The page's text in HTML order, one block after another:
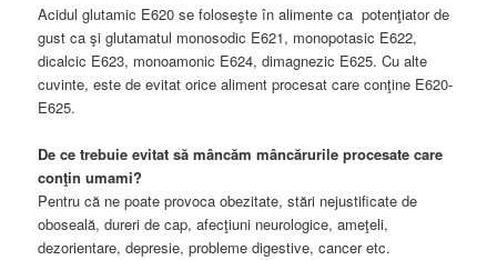
Acidul glutamic E620 se foloseşte în alimente ca potenţiator de
gust ca şi glutamatul monosodic E621, monopotasic E622,
dicalcic E623, monoamonic E624, dimagnezic E625. Cu alte
cuvinte, este de evitat orice aliment procesat care conţine E620-
E625.
De ce trebuie evitat să mâncăm mâncărurile procesate care
conţin umami?
Pentru că ne poate provoca obezitate, stări nejustificate de
oboseală, dureri de cap, afecţiuni neurologice, ameţeli,
dezorientare, depresie, probleme digestive, cancer etc.